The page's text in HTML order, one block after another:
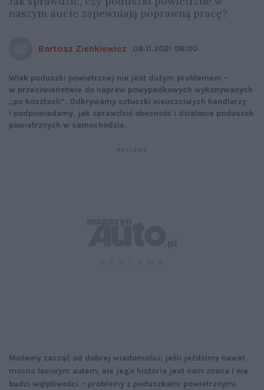
naszym aucie zapewniają poprawną pracę?
Bartosz Zienkiewicz 08.11.2021 08:00
Wiek poduszki powietrznej nie jest dużym problemem –
w przeciwieństwie do napraw powypadkowych wykonywanych
„po kosztach”. Odkrywamy sztuczki nieuczciwych handlarzy
i podpowiadamy, jak sprawdzić obecność i działanie poduszek
powietrznych w samochodzie.
Możemy zacząć od dobrej wiadomości: jeśli jeździmy nawet
mocno leciwym autem, ale jego historia jest nam znana i nie
budzi wątpliwości – problemy z poduszkami powietrznymi